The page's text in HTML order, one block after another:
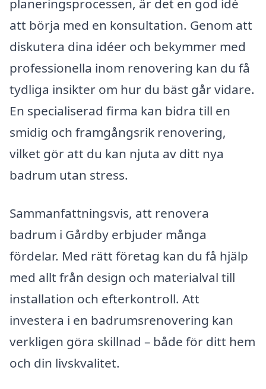
planeringsprocessen, är det en god idé
att börja med en konsultation. Genom att
diskutera dina idéer och bekymmer med
professionella inom renovering kan du få
tydliga insikter om hur du bäst går vidare.
En specialiserad firma kan bidra till en
smidig och framgångsrik renovering,
vilket gör att du kan njuta av ditt nya
badrum utan stress.
Sammanfattningsvis, att renovera
badrum i Gårdby erbjuder många
fördelar. Med rätt företag kan du få hjälp
med allt från design och materialval till
installation och efterkontroll. Att
investera i en badrumsrenovering kan
verkligen göra skillnad – både för ditt hem
och din livskvalitet.